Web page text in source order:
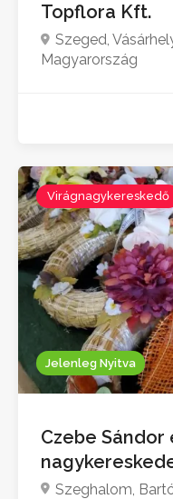
Topflora Kft.
Szeged,
Magyarország
Jelenleg Nyitva
Virágnagykereskedő
Czebe Sándor
Szeghalom,